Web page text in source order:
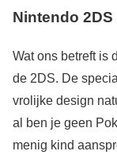
Nintendo
Wat ons betreft is
de 2DS. De
vrolijke design
al ben je geen
menig kind